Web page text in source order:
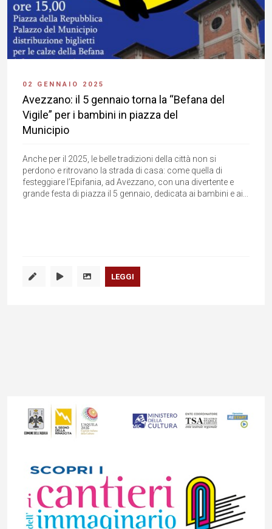
02 GENNAIO 2025
Avezzano: il 5 gennaio torna la “Befana del
Vigile” per i bambini in piazza del
Municipio
Anche per il 2025, le belle tradizioni della città non si
perdono e ritrovano la strada di casa: come quella di
festeggiare l’Epifania, ad Avezzano, con una divertente e
grande festa di piazza il 5 gennaio, dedicata ai bambini e ai...
LEGGI